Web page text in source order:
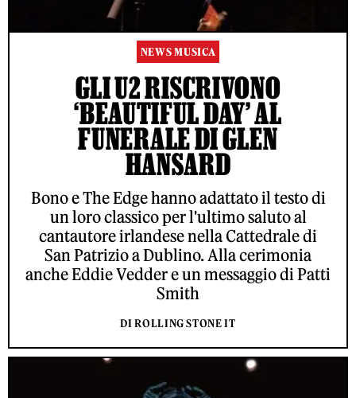
NEWS MUSICA
GLI U2 RISCRIVONO
‘BEAUTIFUL DAY’ AL
FUNERALE DI GLEN
HANSARD
Bono e The Edge hanno adattato il testo di
un loro classico per l'ultimo saluto al
cantautore irlandese nella Cattedrale di
San Patrizio a Dublino. Alla cerimonia
anche Eddie Vedder e un messaggio di Patti
Smith
DI ROLLING STONE IT